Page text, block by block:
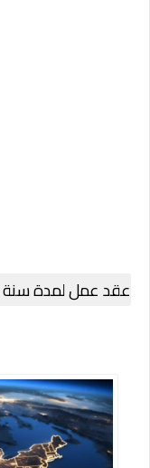
عقد عمل لمدة سنة في